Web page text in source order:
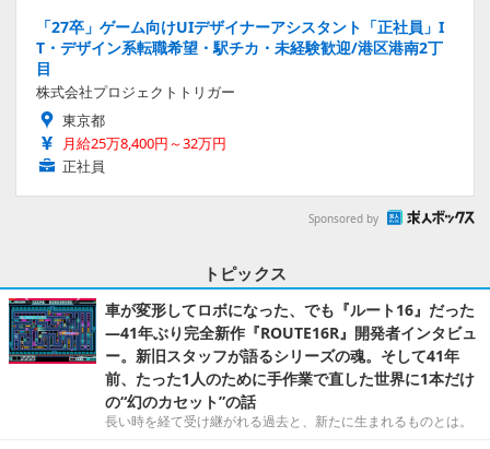
「27卒」ゲーム向けUIデザイナーアシスタント「正社員」I
T・デザイン系転職希望・駅チカ・未経験歓迎/港区港南2丁
目
株式会社プロジェクトトリガー
東京都
月給25万8,400円～32万円
正社員
Sponsored by
トピックス
車が変形してロボになった、でも『ルート16』だった
―41年ぶり完全新作『ROUTE16R』開発者インタビュ
ー。新旧スタッフが語るシリーズの魂。そして41年
前、たった1人のために手作業で直した世界に1本だけ
の“幻のカセット”の話
長い時を経て受け継がれる過去と、新たに生まれるものとは。